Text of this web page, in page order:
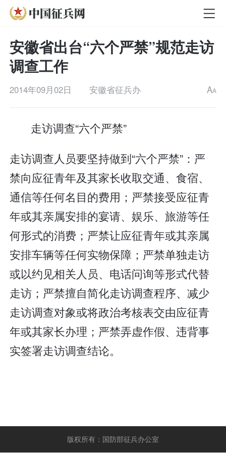
安徽省出台“六个严禁”规范走访
调查工作
2014年09月02日 安徽省征兵办 AA
走访调查“六个严禁”
走访调查人员要坚持做到“六个严禁”：严
禁向应征青年及其家长收取交通、食宿、
通信等任何名目的费用；严禁接受应征青
年或其亲属安排的宴请、娱乐、旅游等任
何形式的消费；严禁让应征青年或其亲属
安排车辆等任何实物保障；严禁单独走访
或以约见相关人员、电话问询等形式代替
走访；严禁擅自简化走访调查程序、减少
走访调查对象或将政治考核表交由应征青
年或其家长办理；严禁弄虚作假、违背事
实签署走访调查结论。
版权所有：国防部征兵办公室